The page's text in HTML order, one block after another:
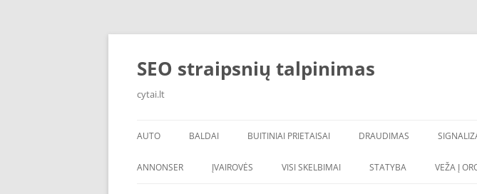
Skip
SEO straipsnių talpinimas
cytai.lt
AUTO
PADANGOS
BALDAI BUITINIAI PRIETAISAI DRAUDIMAS
ANNONSER ĮVAIROVĖS VISI SKELBIMAI STATYBA VEŽA Į